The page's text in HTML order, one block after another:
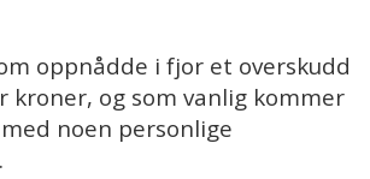
oppnådde i fjor et overskudd
kroner, og som vanlig kommer
noen personlige